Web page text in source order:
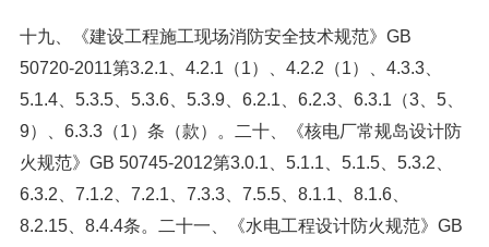
十九、《建设工程施工现场消防安全技术规范》GB
50720-2011第3.2.1、4.2.1（1）、4.2.2（1）、4.3.3、
5.1.4、5.3.5、5.3.6、5.3.9、6.2.1、6.2.3、6.3.1（3、5、
9）、6.3.3（1）条（款）。二十、《核电厂常规岛设计防
火规范》GB 50745-2012第3.0.1、5.1.1、5.1.5、5.3.2、
6.3.2、7.1.2、7.2.1、7.3.3、7.5.5、8.1.1、8.1.6、
8.2.15、8.4.4条。二十一、《水电工程设计防火规范》GB